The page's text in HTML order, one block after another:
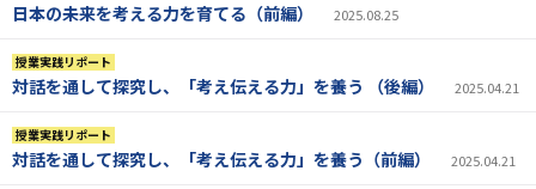
日本の未来を考える力を育てる（前編） 2025.08.25
授業実践リポート
対話を通して探究し、「考え伝える力」を養う （後編） 2025.04.21
授業実践リポート
対話を通して探究し、「考え伝える力」を養う（前編） 2025.04.21